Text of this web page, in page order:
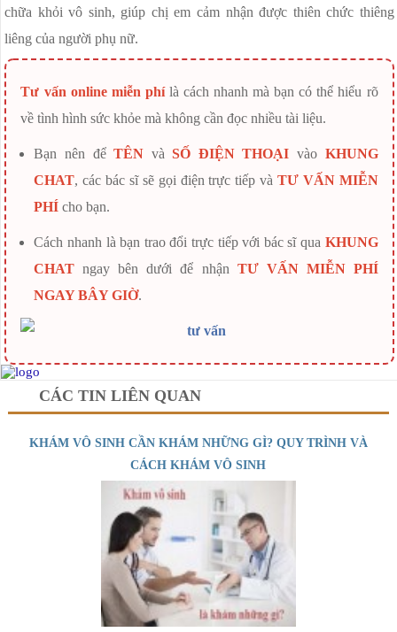
chữa khỏi vô sinh, giúp chị em cảm nhận được thiên chức thiêng
liêng của người phụ nữ.
Tư vấn online miễn phílà cách nhanh mà bạn có thể hiểu rõ
về tình hình sức khỏe mà không cần đọc nhiều tài liệu.
Bạn nên đểTÊN vàSỐ ĐIỆN THOẠI vào KHUNG
CHAT, các bác sĩ sẽ gọi điện trực tiếp và TƯ VẤN MIỄN
PHÍ cho bạn.
Cách nhanh là bạn trao đổi trực tiếp với bác sĩ qua KHUNG
CHAT ngay bên dưới để nhận TƯ VẤN MIỄN PHÍ
NGAY BÂY GIỜ.
CÁC TIN LIÊN QUAN
KHÁM VÔ SINH CẦN KHÁM NHỮNG GÌ? QUY TRÌNH VÀ
CÁCH KHÁM VÔ SINH